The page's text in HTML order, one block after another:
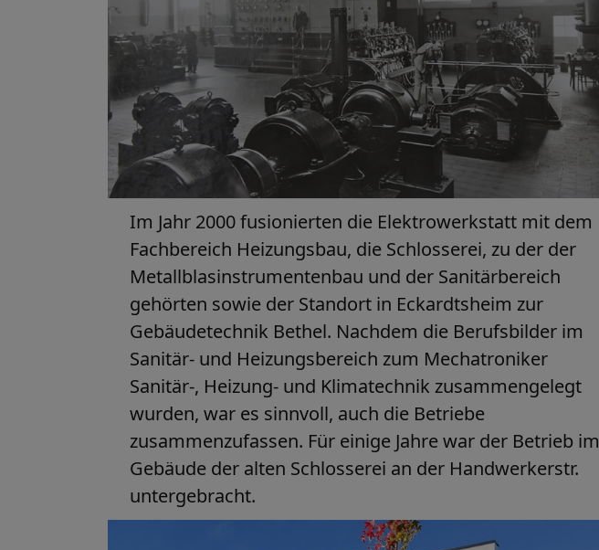
Im Jahr 2000 fusionierten die Elektrowerkstatt mit dem
Fachbereich Heizungsbau, die Schlosserei, zu der der
Metallblasinstrumentenbau und der Sanitärbereich
gehörten sowie der Standort in Eckardtsheim zur
Gebäudetechnik Bethel. Nachdem die Berufsbilder im
Sanitär- und Heizungsbereich zum Mechatroniker
Sanitär-, Heizung- und Klimatechnik zusammengelegt
wurden, war es sinnvoll, auch die Betriebe
zusammenzufassen. Für einige Jahre war der Betrieb im
Gebäude der alten Schlosserei an der Handwerkerstr.
untergebracht.